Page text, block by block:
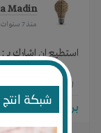
شبكة انتج
Madin
منذ 7 سنوات
استطيع ان اشارك بـ : marketing .
0
0
برجاء تسجيل